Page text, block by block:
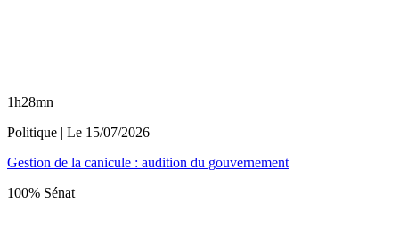
1h28mn
Politique | Le 15/07/2026
Gestion de la canicule : audition du gouvernement
100% Sénat